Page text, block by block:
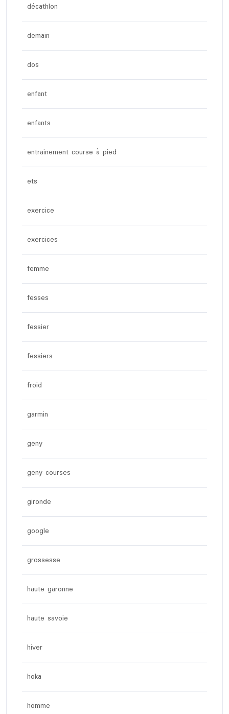
décathlon
demain
dos
enfant
enfants
entrainement course à pied
ets
exercice
exercices
femme
fesses
fessier
fessiers
froid
garmin
geny
geny courses
gironde
google
grossesse
haute garonne
haute savoie
hiver
hoka
homme